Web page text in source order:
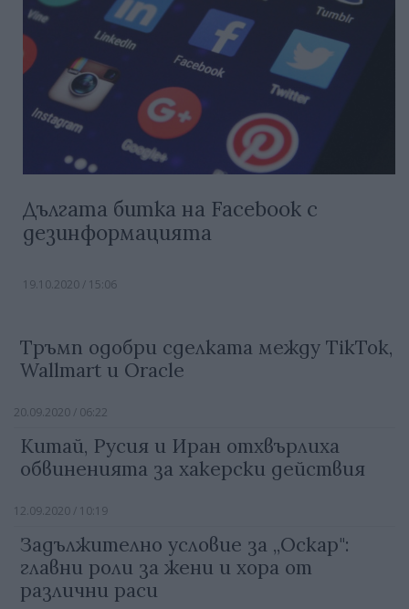
Дългата битка на Facebook с
дезинформацията
19.10.2020 / 15:06
Тръмп одобри сделката между TikTok,
Wallmart и Oracle
20.09.2020 / 06:22
Китай, Русия и Иран отхвърлиха
обвиненията за хакерски действия
12.09.2020 / 10:19
Задължително условие за „Оскар":
главни роли за жени и хора от
различни раси